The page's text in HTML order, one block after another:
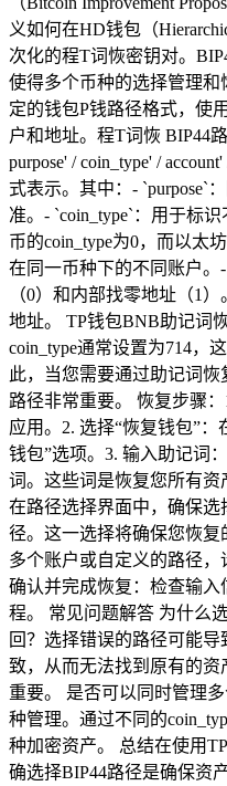
义如何在HD钱包（
次化的程T词恢密钥对。
使得多个币种的选择管理
定的钱包P钱路径格式，使
户和地址。程T词恢 BIP44
purpose' / coin_type' /
式表示。其中：- `purpose`
准。- `coin_type`：用于标
币的coin_type为0，而以太
在同一币种下的不同账户。
（0）和内部找零地址（1
地址。 TP钱包BNB助记词
coin_type通常设置为714，
此，当您需要通过助记词
路径非常重要。 恢复步骤
应用。2. 选择“恢复钱包”
钱包”选项。3. 输入助记词
词。这些词是恢复您所有资
在路径选择界面中，确保选
径。这一选择将确保您恢
多个账户或自定义的路径
确认并完成恢复：检查输
程。 常见问题解答 为什么
回？选择错误的路径可能
致，从而无法找到原有的
重要。 是否可以同时管理
种管理。通过不同的
种加密资产。 总结在使用
确选择BIP44路径是确保资